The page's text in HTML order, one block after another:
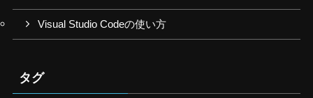
Visual Studio Codeの使い方
タグ